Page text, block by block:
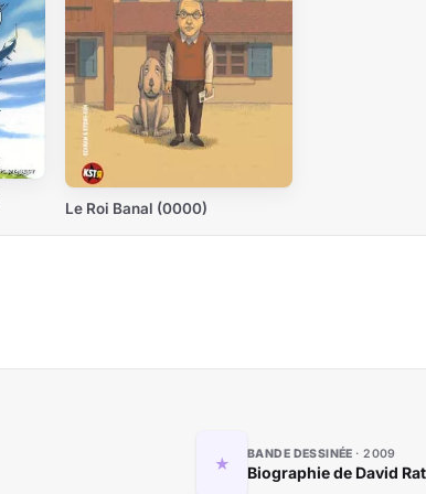
Le Roi Banal (0000)
BANDE DESSINÉE 2009
Biographie de David